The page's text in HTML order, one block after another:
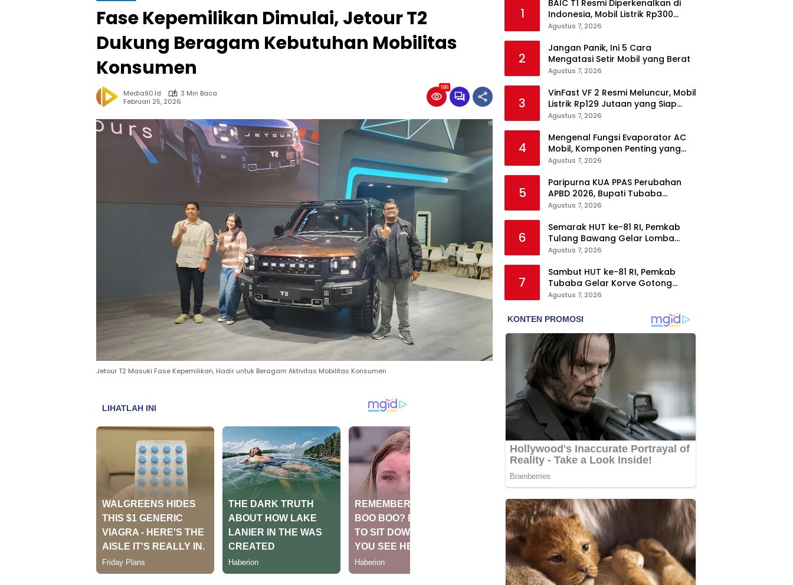
Fase Kepemilikan Dimulai, Jetour T2
Dukung Beragam Kebutuhan Mobilitas
Konsumen
Media90.id
3 Min Baca
Februari 25, 2026
188
Jetour T2 Masuki Fase Kepemilikan, Hadir untuk Beragam Aktivitas Mobilitas Konsumen
1
BAIC T1 Resmi Diperkenalkan di
Indonesia, Mobil Listrik Rp300
Jutaan Siap Ramaikan Pasar EV
Agustus 7, 2026
2
Jangan Panik, Ini 5 Cara
Mengatasi Setir Mobil yang Berat
Agustus 7, 2026
3
VinFast VF 2 Resmi Meluncur, Mobil
Listrik Rp129 Jutaan yang Siap
Jadi Alternatif Pengganti Motor
Agustus 7, 2026
4
Mengenal Fungsi Evaporator AC
Mobil, Komponen Penting yang
Sering Terlupakan
Agustus 7, 2026
5
Paripurna KUA PPAS Perubahan
APBD 2026, Bupati Tubaba
Targetkan Pendapatan Daerah
Agustus 7, 2026
6
Semarak HUT ke-81 RI, Pemkab
Tulang Bawang Gelar Lomba
Senam Udang Manis
Agustus 7, 2026
7
Sambut HUT ke-81 RI, Pemkab
Tubaba Gelar Korve Gotong
Royong dan Bersih-Bersih
Agustus 7, 2026